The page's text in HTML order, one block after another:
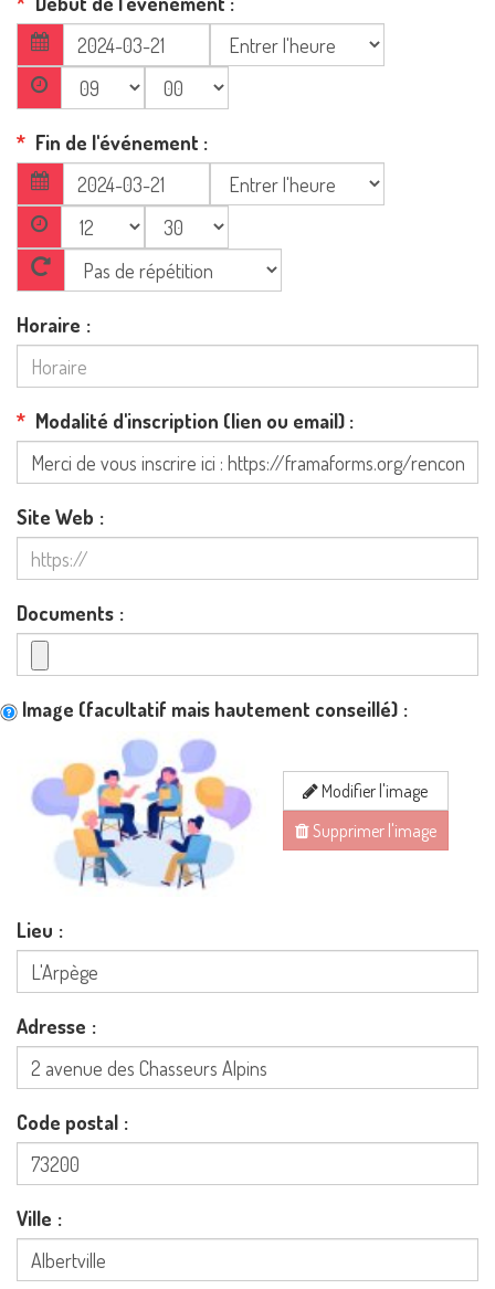
Fin de l'événement
Horaire
Modalité d'inscription (lien ou email)
Site Web
Documents
Image (facultatif mais hautement conseillé)
Modifier l'image
Supprimer l'image
Lieu
Adresse
Code postal
Ville